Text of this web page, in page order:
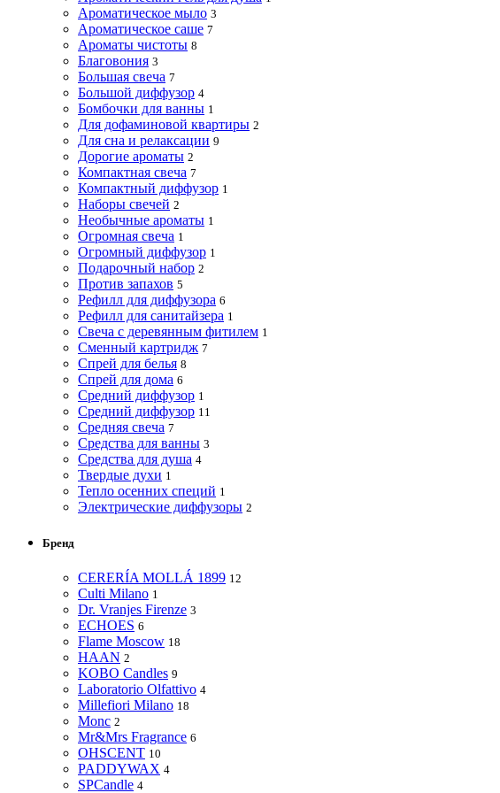
Ароматическое мыло 3
Ароматическое саше 7
Ароматы чистоты 8
Благовония 3
Большая свеча 7
Большой диффузор 4
Бомбочки для ванны 1
Для дофаминовой квартиры 2
Для сна и релаксации 9
Дорогие ароматы 2
Компактная свеча 7
Компактный диффузор 1
Наборы свечей 2
Необычные ароматы 1
Огромная свеча 1
Огромный диффузор 1
Подарочный набор 2
Против запахов 5
Рефилл для диффузора 6
Рефилл для санитайзера 1
Свеча с деревянным фитилем 1
Сменный картридж 7
Спрей для белья 8
Спрей для дома 6
Средний диффузор 1
Средний диффузор 11
Средняя свеча 7
Средства для ванны 3
Средства для душа 4
Твердые духи 1
Тепло осенних специй 1
Электрические диффузоры 2
Бренд
CERERÍA MOLLÁ 1899 12
Culti Milano 1
Dr. Vranjes Firenze 3
ECHOES 6
Flame Moscow 18
HAAN 2
KOBO Candles 9
Laboratorio Olfattivo 4
Millefiori Milano 18
Monc 2
Mr&Mrs Fragrance 6
OHSCENT 10
PADDYWAX 4
SPCandle 4